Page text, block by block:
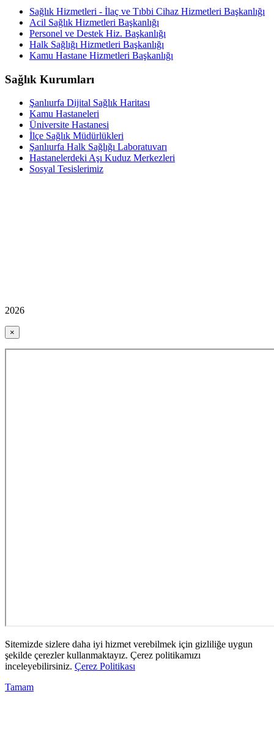
Sağlık Hizmetleri - İlaç ve Tıbbi Cihaz Hizmetleri Başkanlığı
Acil Sağlık Hizmetleri Başkanlığı
Personel ve Destek Hiz. Başkanlığı
Halk Sağlığı Hizmetleri Başkanlığı
Kamu Hastane Hizmetleri Başkanlığı
Sağlık Kurumları
Şanlıurfa Dijital Sağlık Haritası
Kamu Hastaneleri
Üniversite Hastanesi
İlçe Sağlık Müdürlükleri
Şanlıurfa Halk Sağlığı Laboratuvarı
Hastanelerdeki Aşı Kuduz Merkezleri
Sosyal Tesislerimiz
2026
×
Sitemizde sizlere daha iyi hizmet verebilmek için gizliliğe uygun
şekilde çerezler kullanmaktayız. Çerez politikamızı
inceleyebilirsiniz. Çerez Politikası
Tamam